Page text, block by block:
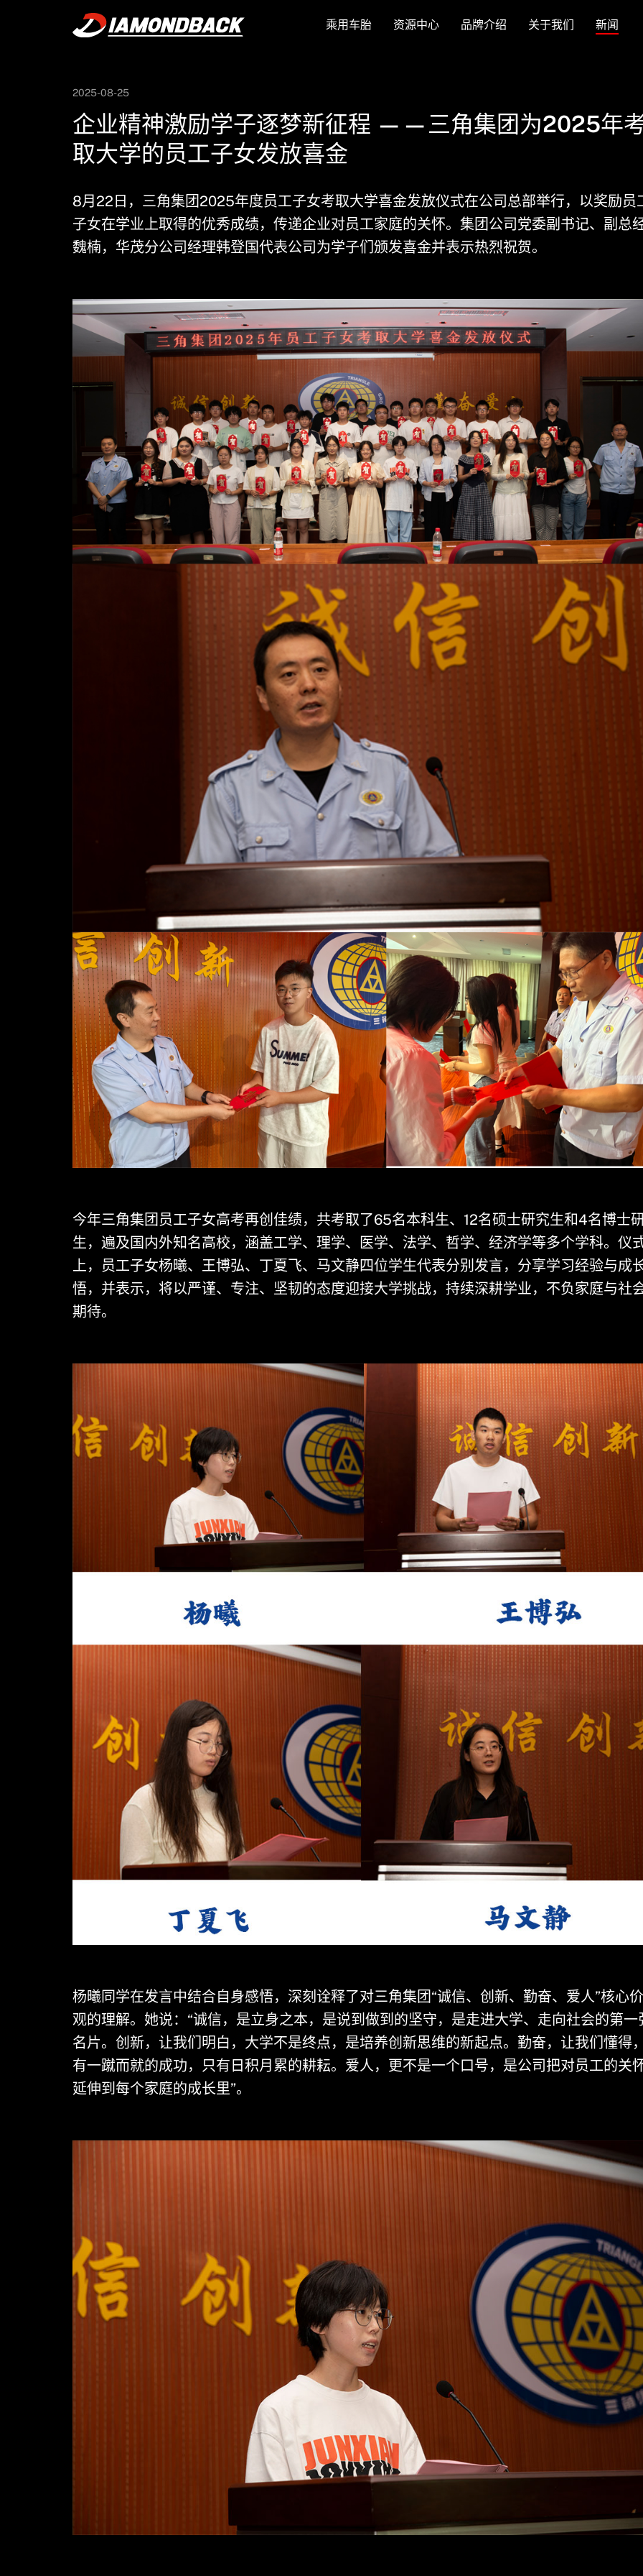
乘用车胎 资源中心 品牌介绍 关于我们 新闻
公司新闻
2025-08-25
企业精神激励学子逐梦新征程 ——三角集团为2025年
取大学的员工子女发放喜金
8月22日，三角集团2025年度员工子女考取大学喜金发放仪式在公司总部举行，以奖励员
子女在学业上取得的优秀成绩，传递企业对员工家庭的关怀。集团公司党委副书记、副总
魏楠，华茂分公司经理韩登国代表公司为学子们颁发喜金并表示热烈祝贺。
今年三角集团员工子女高考再创佳绩，共考取了65名本科生、12名硕士研究生和4名博士
生，遍及国内外知名高校，涵盖工学、理学、医学、法学、哲学、经济学等多个学科。仪
上，员工子女杨曦、王博弘、丁夏飞、马文静四位学生代表分别发言，分享学习经验与成
悟，并表示，将以严谨、专注、坚韧的态度迎接大学挑战，持续深耕学业，不负家庭与社
期待。
杨曦同学在发言中结合自身感悟，深刻诠释了对三角集团“诚信、创新、勤奋、爱人”核心
观的理解。她说：“诚信，是立身之本，是说到做到的坚守，是走进大学、走向社会的第一
名片。创新，让我们明白，大学不是终点，是培养创新思维的新起点。勤奋，让我们懂得
有一蹴而就的成功，只有日积月累的耕耘。爱人，更不是一个口号，是公司把对员工的关
延伸到每个家庭的成长里”。